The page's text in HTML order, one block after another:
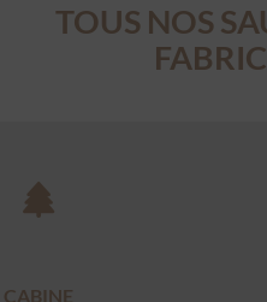
TOUS NOS
CABINE